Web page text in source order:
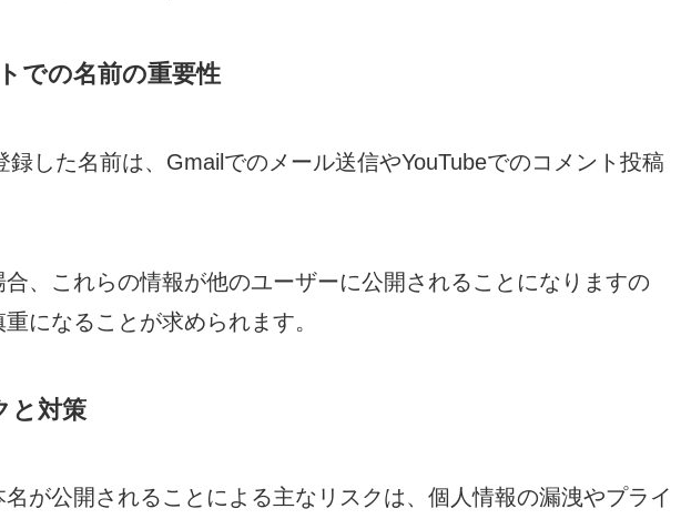
での名前の重要性
録した名前は、Gmailでのメール送信やYouTubeでのコメント投稿
、これらの情報が他のユーザーに公開されることになりますの
になることが求められます。
と対策
が公開されることによる主なリスクは、個人情報の漏洩やプライ